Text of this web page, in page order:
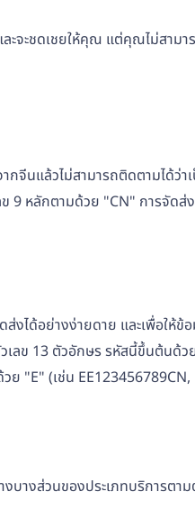
จะชดเชยให้คุณ แต่คุณไม่สามา
จีนแล้วไม่สามารถติดตามได้
หลักตามด้วย "CN" การจัด
ด้อย่างง่ายดาย และเพื่อให้ข้
ลข 13 ตัวอักษร รหัสนี้ขึ้นต้นด้
"E" (เช่น
บางส่วนของประเภทบริการตา